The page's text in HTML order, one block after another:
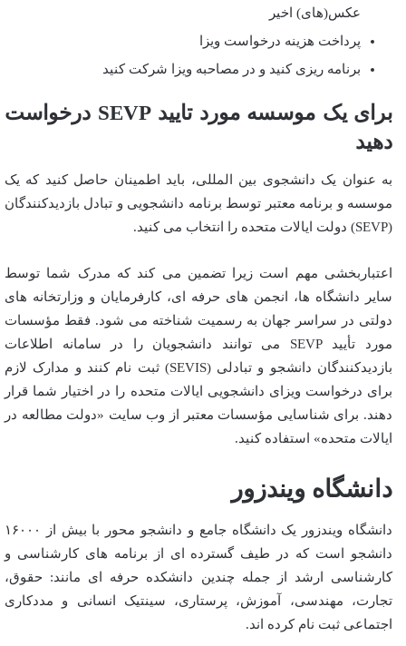
عکس(های) اخیر
پرداخت هزینه درخواست ویزا
برنامه ریزی کنید و در مصاحبه ویزا شرکت کنید
برای یک موسسه مورد تاییدSEVP درخواست
دهید
به عنوان یک دانشجوی بین المللی، باید اطمینان حاصل کنید که یک
موسسه و برنامه معتبر توسط برنامه دانشجویی و تبادل بازدیدکنندگان
(SEVP) دولت ایالات متحده را انتخاب می کنید.
اعتباربخشی مهم است زیرا تضمین می کند که مدرک شما توسط
سایر دانشگاه ها، انجمن های حرفه ای، کارفرمایان و وزارتخانه های
دولتی در سراسر جهان به رسمیت شناخته می شود. فقط مؤسسات
مورد تأیید SEVP می توانند دانشجویان را در سامانه اطلاعات
بازدیدکنندگان دانشجو و تبادلی (SEVIS) ثبت نام کنند و مدارک لازم
برای درخواست ویزای دانشجویی ایالات متحده را در اختیار شما قرار
دهند. برای شناسایی مؤسسات معتبر از وب سایت «دولت مطالعه در
ایالات متحده» استفاده کنید.
دانشگاه ویندزور
دانشگاه ویندزور یک دانشگاه جامع و دانشجو محور با بیش از ۱۶۰۰۰
دانشجو است که در طیف گسترده ای از برنامه های کارشناسی و
کارشناسی ارشد از جمله چندین دانشکده حرفه ای مانند: حقوق،
تجارت، مهندسی، آموزش، پرستاری، سینتیک انسانی و مددکاری
اجتماعی ثبت نام کرده اند.